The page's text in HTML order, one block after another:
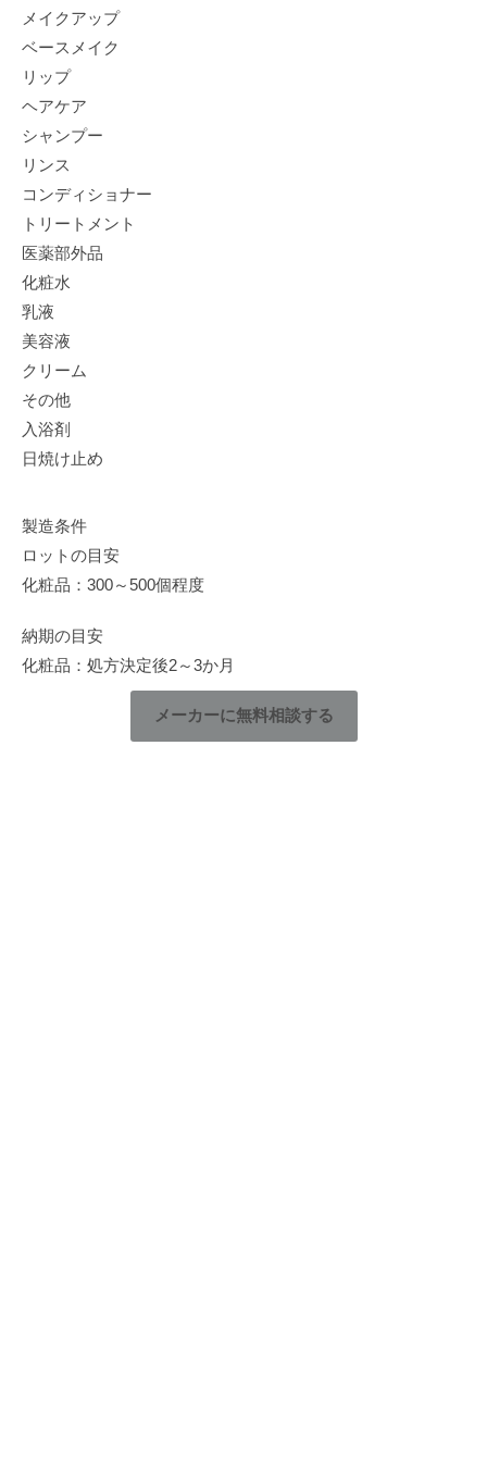
メイクアップ
ベースメイク
リップ
ヘアケア
シャンプー
リンス
コンディショナー
トリートメント
医薬部外品
化粧水
乳液
美容液
クリーム
その他
入浴剤
日焼け止め
製造条件
ロットの目安
化粧品：300～500個程度
納期の目安
化粧品：処方決定後2～3か月
メーカーに無料相談する